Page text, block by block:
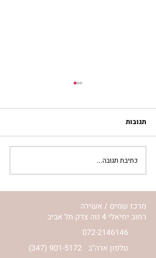
לחיות את המסע שלי | נורית
אילון הירש
תגובות
כתיבת תגובה...
מרכז שמים / אשירה
רחוב יחיאלי 4 נוה צדק תל אביב
072-2146146
(347) 901-5172 טלפון ארה"ב